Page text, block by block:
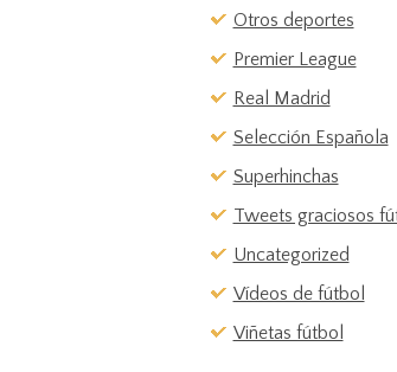
Otros deportes
Premier League
Real Madrid
Selección Española
Superhinchas
Tweets graciosos
Uncategorized
Vídeos de fútbol
Viñetas fútbol